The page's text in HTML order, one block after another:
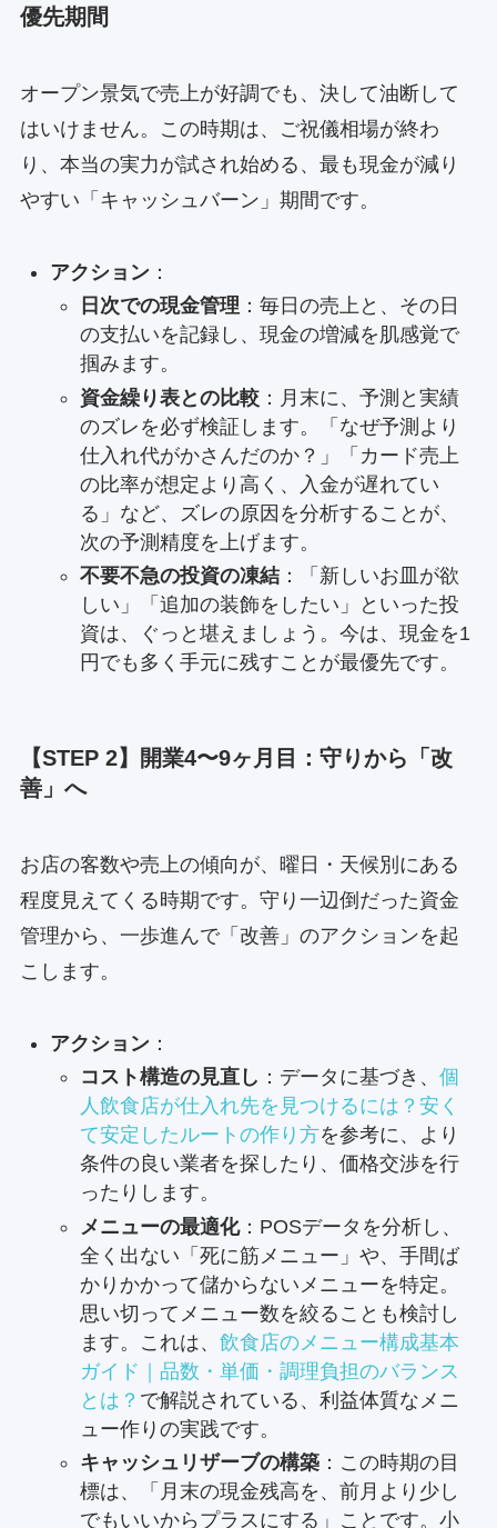
優先期間
オープン景気で売上が好調でも、決して油断して
はいけません。この時期は、ご祝儀相場が終わ
り、本当の実力が試され始める、最も現金が減り
やすい「キャッシュバーン」期間です。
アクション：
日次での現金管理 ：毎日の売上と、その日
の支払いを記録し、現金の増減を肌感覚で
掴みます。
資金繰り表との比較：月末に、予測と実績
のズレを必ず検証します。「なぜ予測より
仕入れ代がかさんだのか？」「カード売上
の比率が想定より高く、入金が遅れてい
る」など、ズレの原因を分析することが、
次の予測精度を上げます。
不要不急の投資の凍結：「新しいお皿が欲
しい」「追加の装飾をしたい」といった投
資は、ぐっと堪えましょう。今は、現金を1
円でも多く手元に残すことが最優先です。
【STEP 2】開業4〜9ヶ月目：守りから「改
善」へ
お店の客数や売上の傾向が、曜日・天候別にある
程度見えてくる時期です。守り一辺倒だった資金
管理から、一歩進んで「改善」のアクションを起
こします。
アクション：
コスト構造の見直し ：データに基づき、 個
人飲食店が仕入れ先を見つけるには？安く
て安定したルートの作り方を参考に、より
条件の良い業者を探したり、価格交渉を行
ったりします。
メニューの最適化：POSデータを分析し、
全く出ない「死に筋メニュー」や、手間ば
かりかかって儲からないメニューを特定。
思い切ってメニュー数を絞ることも検討し
ます。これは、 飲食店のメニュー構成基本
ガイド｜品数・単価・調理負担のバランス
とは？ で解説されている、利益体質なメニ
ュー作りの実践です。
キャッシュリザーブの構築：この時期の目
標は、「月末の現金残高を、前月より少し
でもいいからプラスにする」ことです。小